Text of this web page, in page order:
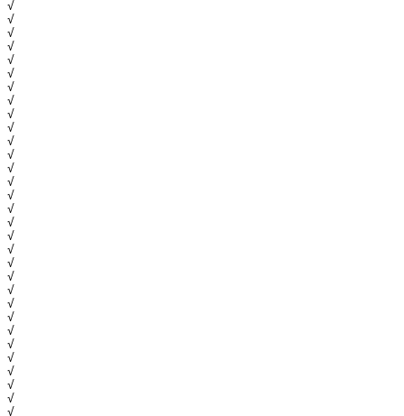
√
√
√
√
√
√
√
√
√
√
√
√
√
√
√
√
√
√
√
√
√
√
√
√
√
√
√
√
√
√
√